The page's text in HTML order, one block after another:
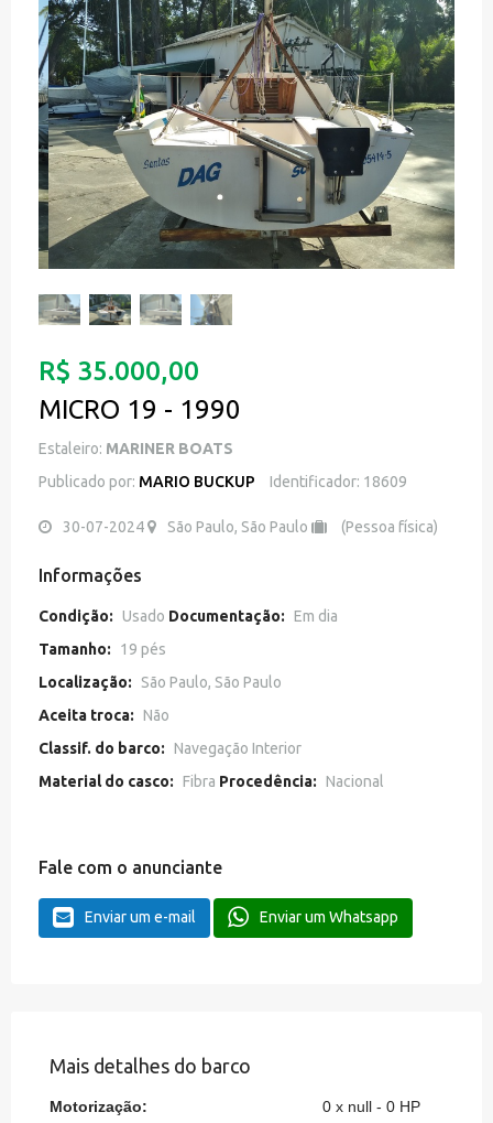
R$ 35.000,00
MICRO 19 - 1990
Estaleiro: MARINER BOATS
Publicado por: MARIO BUCKUP Identificador: 18609
30-07-2024 São Paulo, São Paulo (Pessoa física)
Informações
Condição: Usado Documentação: Em dia
Tamanho:
19 pés
Localização:
São Paulo, São Paulo
Aceita troca: Não
Classif. do barco: Navegação Interior
Material do casco: Fibra Procedência: Nacional
Fale com o anunciante
Enviar um e-mail Enviar um Whatsapp
Mais detalhes do barco
Motorização: 0 x null - 0 HP